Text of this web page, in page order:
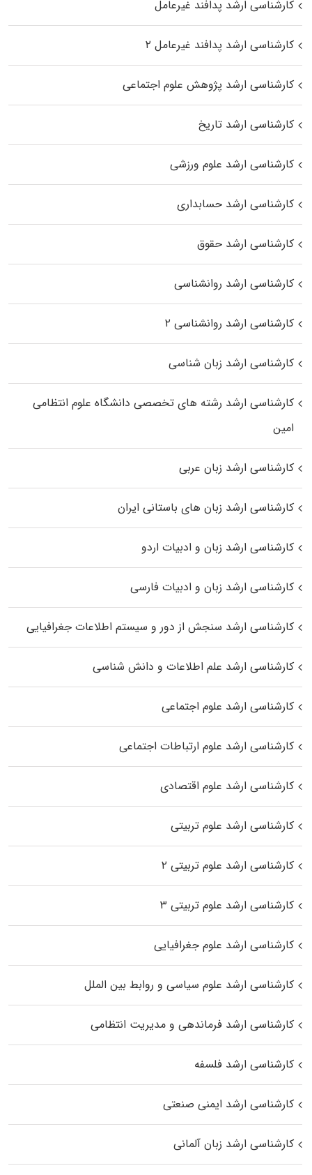
کارشناسی ارشد پدافند غیرعامل
کارشناسی ارشد پدافند غیرعامل ۲
کارشناسی ارشد پژوهش علوم اجتماعی
کارشناسی ارشد تاریخ
کارشناسی ارشد علوم ورزشی
کارشناسی ارشد حسابداری
کارشناسی ارشد حقوق
کارشناسی ارشد روانشناسی
کارشناسی ارشد روانشناسی ۲
کارشناسی ارشد زبان شناسی
کارشناسی ارشد رﺷﺘﻪ ﻫﺎی تخصصی داﻧﺸﮕﺎه ﻋﻠﻮم انتظامی
اﻣﻴﻦ
کارشناسی ارشد زبان عربی
کارشناسی ارشد زبان‌ های باستانی ایران
کارشناسی ارشد زبان و ادبیات اردو
کارشناسی ارشد زبان و ادبیات فارسی
کارشناسی ارشد سنجش از دور و سیستم اطلاعات جغرافیایی
کارشناسی ارشد علم اطلاعات و دانش شناسی
کارشناسی ارشد علوم اجتماعی
کارشناسی ارشد علوم ارتباطات اجتماعی
کارشناسی ارشد علوم اقتصادی
کارشناسی ارشد علوم تربیتی
کارشناسی ارشد علوم تربیتی ۲
کارشناسی ارشد علوم تربیتی ۳
کارشناسی ارشد علوم جغرافیایی
کارشناسی ارشد علوم سیاسی و روابط بین الملل
کارشناسی ارشد فرماندهی و مدیریت انتظامی
کارشناسی ارشد فلسفه
کارشناسی ارشد ایمنی صنعتی
کارشناسی ارشد زبان آلمانی